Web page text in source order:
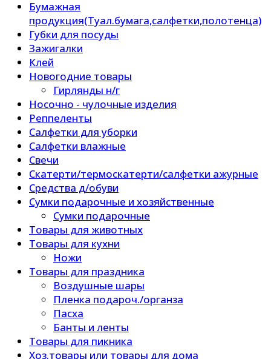
Бумажная
продукция(Туал.бумага,салфетки,полотенца)
Губки для посуды
Зажигалки
Клей
Новогодние товары
Гирлянды н/г
Носочно - чулочные изделия
Реппеленты
Салфетки для уборки
Салфетки влажные
Свечи
Скатерти/термоскатерти/салфетки ажурные
Средства д/обуви
Сумки подарочные и хозяйственные
Сумки подарочные
Товары для животных
Товары для кухни
Ножи
Товары для праздника
Воздушные шары
Пленка подароч./органза
Пасха
Банты и ленты
Товары для пикника
Хоз.товары или товары для дома